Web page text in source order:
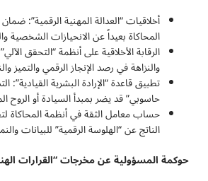
أخلاقيات “العدالة المهنية الرقمية”:
المحاكاة بعيداً عن الانحيازات الشخصية
الرقابة الأخلاقية على أنظمة “التحقق
والنزاهة في رصد الإنجاز الرقمي والتميز
تطبيق قاعدة “الإرادة البشرية القيادية”:
حاسوبي” قد يضر بمبدأ السيادة أو الروح
حساب معامل الثقة في أنظمة المحاكاة
الناتج عن “الهلوسة الرقمية” للبيانات
حوكمة المسؤولية عن مخرجات “القرارات